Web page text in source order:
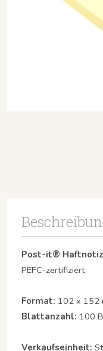
Post-it®
PEFC-zertifiziert
Format: 102 x 152
Blattanzahl: 100
Verkaufseinheit: